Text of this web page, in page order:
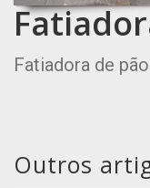
Fatiadora de pão
Outros